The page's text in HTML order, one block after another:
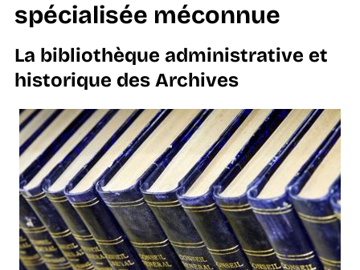
spécialisée méconnue
La bibliothèque administrative et
historique des Archives